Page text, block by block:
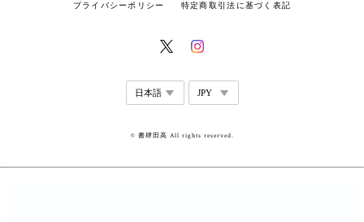
プライバシーポリシー 特定商取引法に基づく表記
© 書肆田高 All rights reserved.